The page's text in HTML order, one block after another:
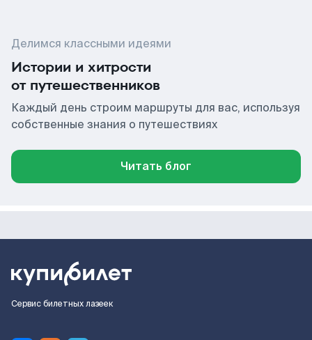
Делимся классными идеями
Истории и хитрости
от путешественников
Каждый день строим маршруты для вас, используя
собственные знания о путешествиях
Читать блог
Сервис билетных лазеек